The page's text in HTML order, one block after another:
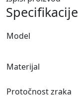
Specifikacije
Model
Materijal
Protočnost zraka